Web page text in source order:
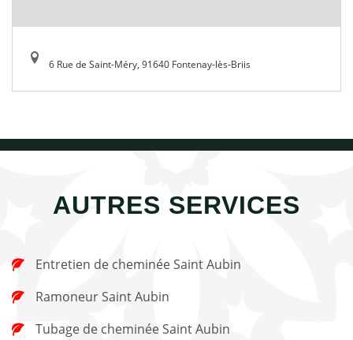
6 Rue de Saint-Méry, 91640 Fontenay-lès-Briis
AUTRES SERVICES
Entretien de cheminée Saint Aubin
Ramoneur Saint Aubin
Tubage de cheminée Saint Aubin